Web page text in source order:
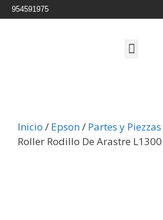
954591975
Inicio / Epson/ Partes y Piezzas
Roller Rodillo De Arastre L1300